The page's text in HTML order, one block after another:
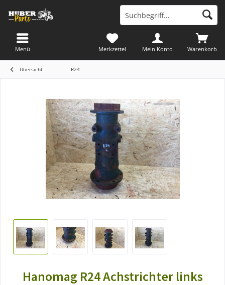
Warenkorb
Merkzettel Mein Konto
Menü
Übersicht R24
Hanomag R24 Achstrichter links